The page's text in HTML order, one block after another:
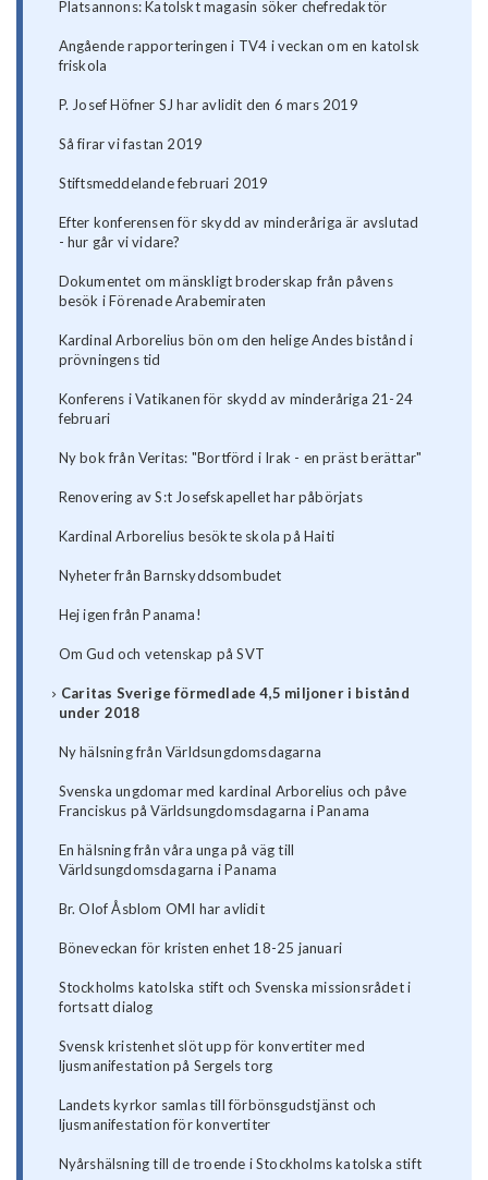
Platsannons: Katolskt magasin söker chefredaktör
Angående rapporteringen i TV4 i veckan om en katolsk
friskola
P. Josef Höfner SJ har avlidit den 6 mars 2019
Så firar vi fastan 2019
Stiftsmeddelande februari 2019
Efter konferensen för skydd av minderåriga är avslutad
- hur går vi vidare?
Dokumentet om mänskligt broderskap från påvens
besök i Förenade Arabemiraten
Kardinal Arborelius bön om den helige Andes bistånd i
prövningens tid
Konferens i Vatikanen för skydd av minderåriga 21-24
februari
Ny bok från Veritas: "Bortförd i Irak - en präst berättar"
Renovering av S:t Josefskapellet har påbörjats
Kardinal Arborelius besökte skola på Haiti
Nyheter från Barnskyddsombudet
Hej igen från Panama!
Om Gud och vetenskap på SVT
Caritas Sverige förmedlade 4,5 miljoner i bistånd
under 2018
Ny hälsning från Världsungdomsdagarna
Svenska ungdomar med kardinal Arborelius och påve
Franciskus på Världsungdomsdagarna i Panama
En hälsning från våra unga på väg till
Världsungdomsdagarna i Panama
Br. Olof Åsblom OMI har avlidit
Böneveckan för kristen enhet 18-25 januari
Stockholms katolska stift och Svenska missionsrådet i
fortsatt dialog
Svensk kristenhet slöt upp för konvertiter med
ljusmanifestation på Sergels torg
Landets kyrkor samlas till förbönsgudstjänst och
ljusmanifestation för konvertiter
Nyårshälsning till de troende i Stockholms katolska stift